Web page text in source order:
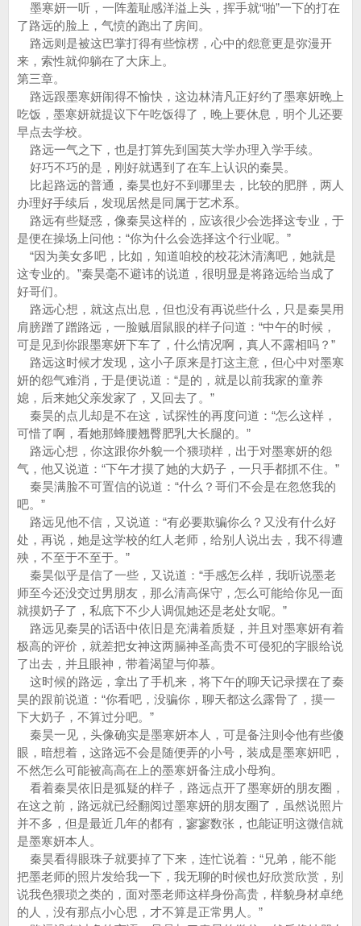
墨寒妍一听，一阵羞耻感洋溢上头，挥手就“啪”一下的打在
了路远的脸上，气愤的跑出了房间。
路远则是被这巴掌打得有些惊楞，心中的怨意更是弥漫开
来，索性就仰躺在了大床上。
第三章。
路远跟墨寒妍闹得不愉快，这边林清凡正好约了墨寒妍晚上
吃饭，墨寒妍就提议下午吃饭得了，晚上要休息，明个儿还要
早点去学校。
路远一气之下，也是打算先到国英大学办理入学手续。
好巧不巧的是，刚好就遇到了在车上认识的秦昊。
比起路远的普通，秦昊也好不到哪里去，比较的肥胖，两人
办理好手续后，发现居然是同属于艺术系。
路远有些疑惑，像秦昊这样的，应该很少会选择这专业，于
是便在操场上问他：“你为什么会选择这个行业呢。”
“因为美女多吧，比如，知道咱校的校花沐清漓吧，她就是
这专业的。”秦昊毫不避讳的说道，很明显是将路远给当成了
好哥们。
路远心想，就这点出息，但也没有再说些什么，只是秦昊用
肩膀蹭了蹭路远，一脸贼眉鼠眼的样子问道：“中午的时候，
可是见到你跟墨寒妍下车了，什么情况啊，真人不露相吗？”
路远这时候才发现，这小子原来是打这主意，但心中对墨寒
妍的怨气难消，于是便说道：“是的，就是以前我家的童养
媳，后来她父亲发家了，又回去了。”
秦昊的点儿却是不在这，试探性的再度问道：“怎么这样，
可惜了啊，看她那蜂腰翘臀肥乳大长腿的。”
路远心想，你这跟你外貌一个猥琐样，出于对墨寒妍的怨
气，他又说道：“下午才摸了她的大奶子，一只手都抓不住。”
秦昊满脸不可置信的说道：“什么？哥们不会是在忽悠我的
吧。”
路远见他不信，又说道：“有必要欺骗你么？又没有什么好
处，再说，她是这学校的红人老师，给别人说出去，我不得遭
殃，不至于不至于。”
秦昊似乎是信了一些，又说道：“手感怎么样，我听说墨老
师至今还没交过男朋友，那么清高保守，怎么可能给你见一面
就摸奶子了，私底下不少人调侃她还是老处女呢。”
路远见秦昊的话语中依旧是充满着质疑，并且对墨寒妍有着
极高的评价，就差把女神这两膈神圣高贵不可侵犯的字眼给说
了出去，并且眼神，带着渴望与仰慕。
这时候的路远，拿出了手机来，将下午的聊天记录摆在了秦
昊的跟前说道：“你看吧，没骗你，聊天都这么露骨了，摸一
下大奶子，不算过分吧。”
秦昊一见，头像确实是墨寒妍本人，可是备注则令他有些傻
眼，暗想着，这路远不会是随便弄的小号，装成是墨寒妍吧，
不然怎么可能被高高在上的墨寒妍备注成小母狗。
看着秦昊依旧是狐疑的样子，路远点开了墨寒妍的朋友圈，
在这之前，路远就已经翻阅过墨寒妍的朋友圈了，虽然说照片
并不多，但是最近几年的都有，寥寥数张，也能证明这微信就
是墨寒妍本人。
秦昊看得眼珠子就要掉了下来，连忙说着：“兄弟，能不能
把墨老师的照片发给我一下，我无聊的时候也好欣赏欣赏，别
说我色猥琐之类的，面对墨老师这样身份高贵，样貌身材卓绝
的人，没有那点小心思，才不算是正常男人。”